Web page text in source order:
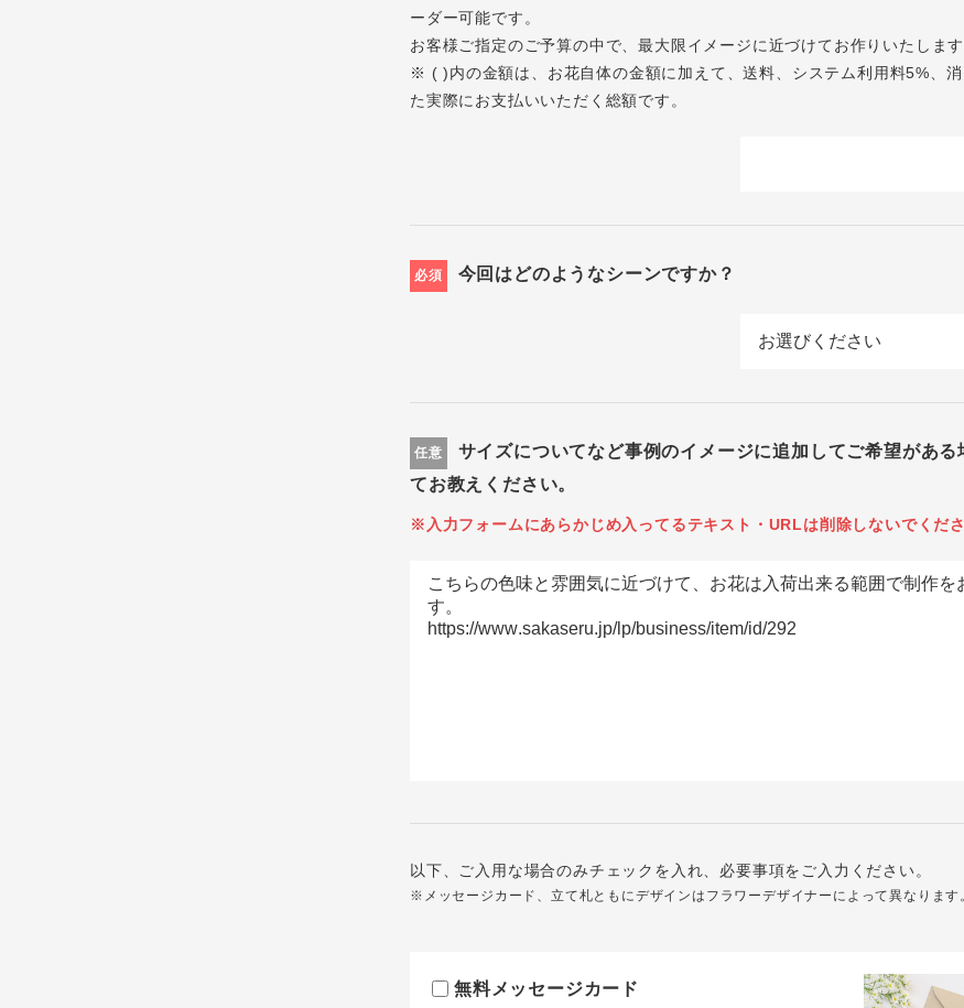
ーダー可能です。
お客様ご指定のご予算の中で、最大限イメージに近づけてお作りいたします
※ ( )内の金額は、お花自体の金額に加えて、送料、システム利用料5%、
た実際にお支払いいただく総額です。
必須 今回はどのようなシーンですか？
任意
サイズについてなど事例のイメージに追加してご希望がある
てお教えください。
※入力フォームにあらかじめ入ってるテキスト・URLは削除しないでくださ
以下、ご入用な場合のみチェックを入れ、必要事項をご入力ください。
※メッセージカード、立て札ともにデザインはフラワーデザイナーによって異なります
無料メッセージカード